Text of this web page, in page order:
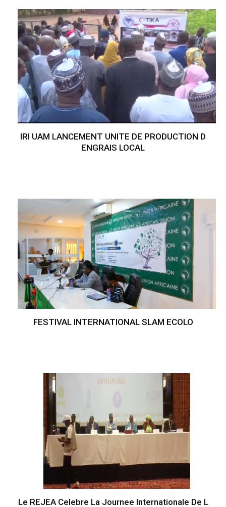
IRI UAM LANCEMENT UNITE DE PRODUCTION D
ENGRAIS LOCAL
FESTIVAL INTERNATIONAL SLAM ECOLO
Le REJEA Celebre La Journee Internationale De L